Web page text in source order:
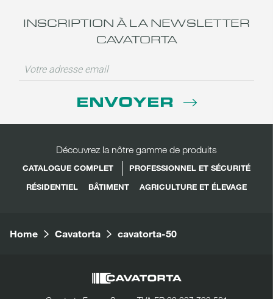
INSCRIPTION À LA NEWSLETTER
CAVATORTA
ENVOYER
Découvrez la nôtre gamme de produits
CATALOGUE COMPLET
PROFESSIONNEL ET SÉCURITÉ
RÉSIDENTIEL
BÂTIMENT AGRICULTURE ET ÉLEVAGE
Home Cavatorta cavatorta-50